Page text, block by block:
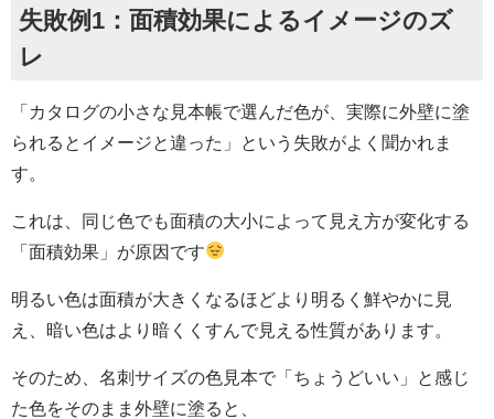
失敗例1：面積効果によるイメージのズ
レ
「カタログの小さな見本帳で選んだ色が、実際に外壁に塗
られるとイメージと違った」という失敗がよく聞かれま
す。
これは、同じ色でも面積の大小によって見え方が変化する
「面積効果」が原因です
明るい色は面積が大きくなるほどより明るく鮮やかに見
え、暗い色はより暗くくすんで見える性質があります。
そのため、名刺サイズの色見本で「ちょうどいい」と感じ
た色をそのまま外壁に塗ると、